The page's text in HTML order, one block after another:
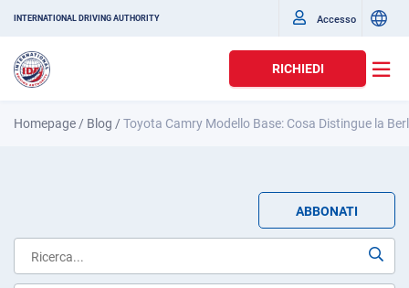
INTERNATIONAL DRIVING AUTHORITY Accesso
RICHIEDI
Homepage / Blog /Toyota Camry Modello Base: Cosa Distingue la
ABBONATI